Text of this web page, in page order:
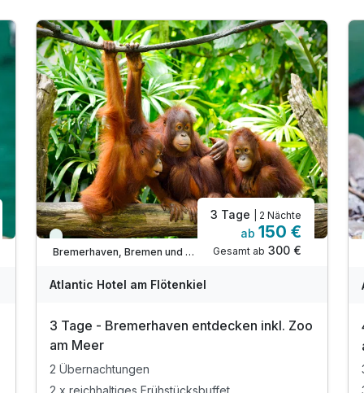
Viele Termine frei
Bremerhaven, Bremen und Umgebung
3 Tage | 2 Nächte
ab 150 €
Gesamt ab 300 €
Atlantic Hotel am Flötenkiel
3 Tage - Bremerhaven entdecken inkl. Zoo
am Meer
2 Übernachtungen
2 x reichhaltiges Frühstücksbuffet